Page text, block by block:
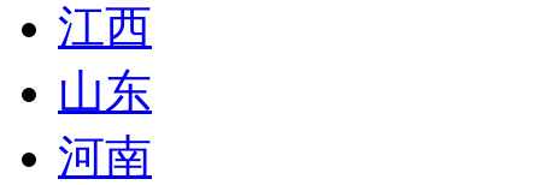
江西
山东
河南